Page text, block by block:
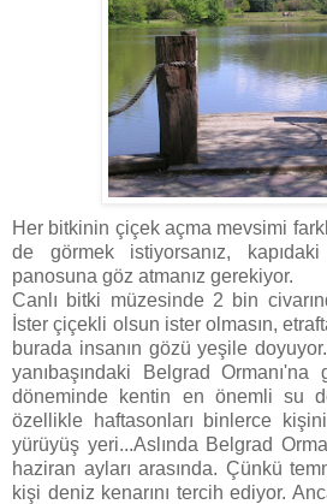
Her bitkinin çiçek açma mevsimi
de görmek istiyorsanız,
panosuna göz atmanız gerekiyor.
Canlı bitki müzesinde 2 bin
İster çiçekli olsun ister olmasın,
burada insanın gözü yeşile
yanıbaşındaki Belgrad Ormanı'na
döneminde kentin en önemli su
özellikle haftasonları binlerce
yürüyüş yeri...Aslında Belgrad
haziran ayları arasında. Çünkü
kişi deniz kenarını tercih ediyor.